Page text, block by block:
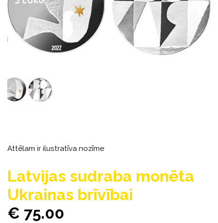
Attēlam ir ilustratīva nozīme
Latvijas sudraba monēta
Ukrainas brīvībai
€ 75.00